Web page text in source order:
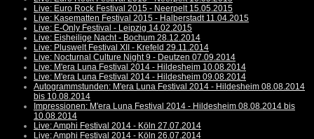
Live: Euro Rock Festival 2015 - Neerpelt 15.05.2015
Live: Kasematten Festival 2015 - Halberstadt 11.04.2015
Live: E-Only Festival - Leipzig 14.02.2015
Live: Eisheilige Nacht - Bochum 28.12.2014
Live: Pluswelt Festival XII - Krefeld 29.11.2014
Live: Nocturnal Culture Night 9 - Deutzen 07.09.2014
Live: M'era Luna Festival 2014 - Hildesheim 10.08.2014
Live: M'era Luna Festival 2014 - Hildesheim 09.08.2014
Autogrammstunden: M'era Luna Festival 2014 - Hildesheim 08.08.2014
bis 10.08.2014
Impressionen: M'era Luna Festival 2014 - Hildesheim 08.08.2014 bis
10.08.2014
Live: Amphi Festival 2014 - Köln 27.07.2014
Live: Amphi Festival 2014 - Köln 26.07.2014